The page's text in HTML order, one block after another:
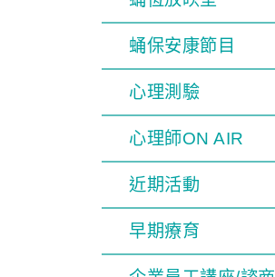
蛹保安康節目
心理測驗
心理師ON AIR
近期活動
早期療育